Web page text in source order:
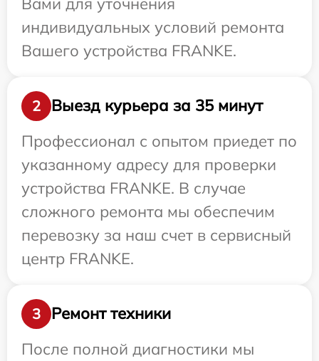
индивидуальных условий ремонта
Вашего устройства FRANKE.
2
Выезд курьера за 35 минут
Профессионал с опытом приедет по
указанному адресу для проверки
устройства FRANKE. В случае
сложного ремонта мы обеспечим
перевозку за наш счет в сервисный
центр FRANKE.
3
Ремонт техники
После полной диагностики мы